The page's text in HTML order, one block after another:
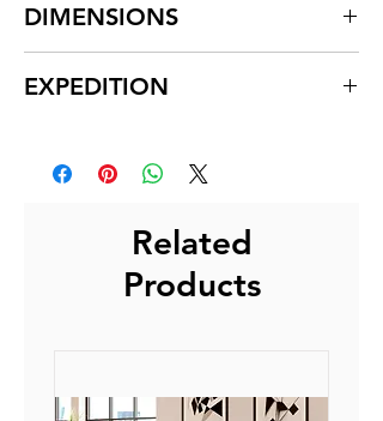
Structure de rangement en
panneau mélamine ép. 25 mm.
Bordé d'un chant ABS antichocs 2
DIMENSIONS
EXPEDITION
L'expédition consiste à l'envoi de
plateformes à nos transporteurs
assurant la livraison finale.
La livraison s'effectue entre 3 et 5
Related
Products